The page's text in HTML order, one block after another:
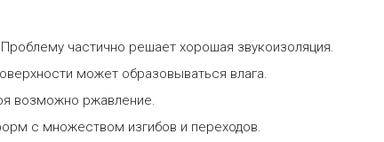
частично решает хорошая звукоизоляция.
может образовываться влага.
возможно ржавление.
с множеством изгибов и переходов.